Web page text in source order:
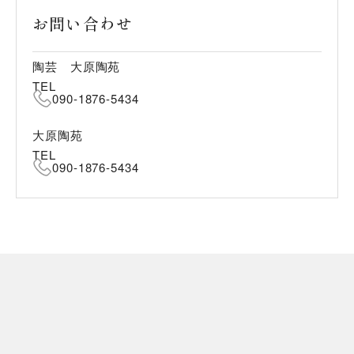
お問い合わせ
陶芸 大原陶苑
TEL
090-1876-5434
大原陶苑
TEL
090-1876-5434